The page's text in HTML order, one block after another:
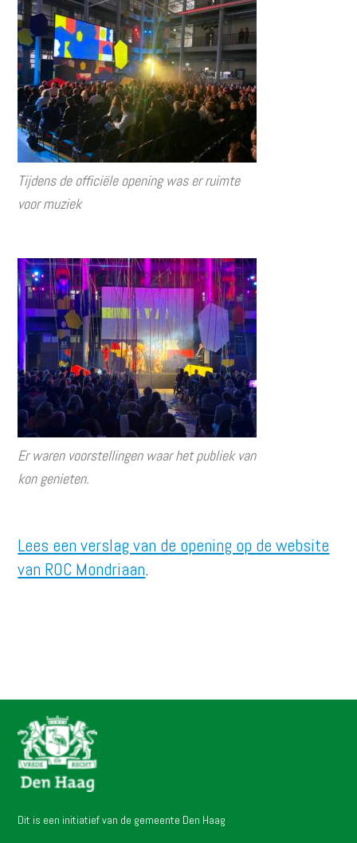
Tijdens de officiële opening was er ruimte
voor muziek
Er waren voorstellingen waar het publiek van
kon genieten.
Lees een verslag van de opening op de website
van ROC Mondriaan.
Dit is een initiatief van de gemeente Den Haag